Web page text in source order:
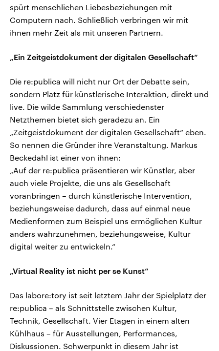
spürt menschlichen Liebesbeziehungen mit
Computern nach. Schließlich verbringen wir mit
ihnen mehr Zeit als mit unseren Partnern.
„Ein Zeitgeistdokument der digitalen Gesellschaft“
Die re:publica will nicht nur Ort der Debatte sein,
sondern Platz für künstlerische Interaktion, direkt und
live. Die wilde Sammlung verschiedenster
Netzthemen bietet sich geradezu an. Ein
„Zeitgeistdokument der digitalen Gesellschaft“ eben.
So nennen die Gründer ihre Veranstaltung. Markus
Beckedahl ist einer von ihnen:
„Auf der re:publica präsentieren wir Künstler, aber
auch viele Projekte, die uns als Gesellschaft
voranbringen – durch künstlerische Intervention,
beziehungsweise dadurch, dass auf einmal neue
Medienformen zum Beispiel uns ermöglichen Kultur
anders wahrzunehmen, beziehungsweise, Kultur
digital weiter zu entwickeln.“
„Virtual Reality ist nicht per se Kunst“
Das labore:tory ist seit letztem Jahr der Spielplatz der
re:publica – als Schnittstelle zwischen Kultur,
Technik, Gesellschaft. Vier Etagen in einem alten
Kühlhaus – für Ausstellungen, Performances,
Diskussionen. Schwerpunkt in diesem Jahr ist